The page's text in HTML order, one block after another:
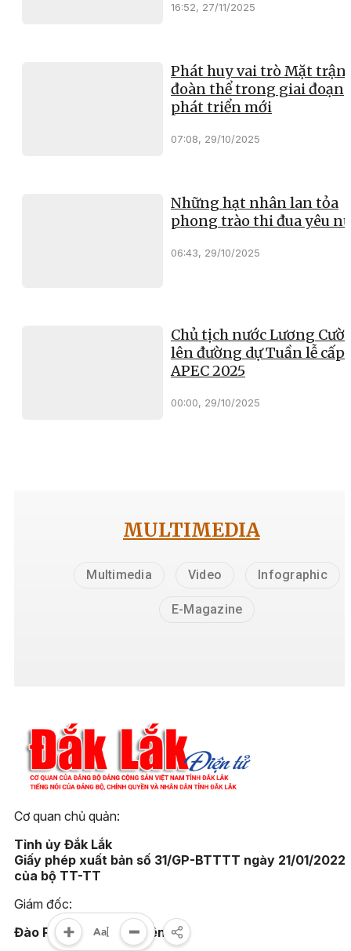
16:52, 27/11/2025
Phát huy vai trò Mặt trận
đoàn thể trong giai đoạn
phát triển mới
07:08, 29/10/2025
Những hạt nhân lan tỏa
phong trào thi đua yêu
06:43, 29/10/2025
Chủ tịch nước Lương
lên đường dự Tuần lễ cấp
APEC 2025
00:00, 29/10/2025
MULTIMEDIA
Multimedia Video Infographic
E-Magazine
Cơ quan chủ quản:
Tỉnh ủy Đắk Lắk
Giấy phép xuất bản số 31/GP-BTTTT ngày 21/01/2022
của bộ TT-TT
Giám đốc:
Đào Phạm Hoàng Quyên